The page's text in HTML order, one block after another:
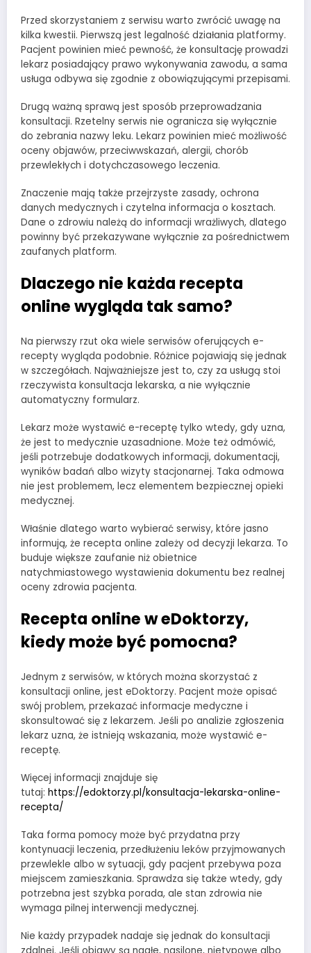
Przed skorzystaniem z serwisu warto zwrócić uwagę na
kilka kwestii. Pierwszą jest legalność działania platformy.
Pacjent powinien mieć pewność, że konsultację prowadzi
lekarz posiadający prawo wykonywania zawodu, a sama
usługa odbywa się zgodnie z obowiązującymi przepisami.
Drugą ważną sprawą jest sposób przeprowadzania
konsultacji. Rzetelny serwis nie ogranicza się wyłącznie
do zebrania nazwy leku. Lekarz powinien mieć możliwość
oceny objawów, przeciwwskazań, alergii, chorób
przewlekłych i dotychczasowego leczenia.
Znaczenie mają także przejrzyste zasady, ochrona
danych medycznych i czytelna informacja o kosztach.
Dane o zdrowiu należą do informacji wrażliwych, dlatego
powinny być przekazywane wyłącznie za pośrednictwem
zaufanych platform.
Dlaczego nie każda recepta
online wygląda tak samo?
Na pierwszy rzut oka wiele serwisów oferujących e-
recepty wygląda podobnie. Różnice pojawiają się jednak
w szczegółach. Najważniejsze jest to, czy za usługą stoi
rzeczywista konsultacja lekarska, a nie wyłącznie
automatyczny formularz.
Lekarz może wystawić e-receptę tylko wtedy, gdy uzna,
że jest to medycznie uzasadnione. Może też odmówić,
jeśli potrzebuje dodatkowych informacji, dokumentacji,
wyników badań albo wizyty stacjonarnej. Taka odmowa
nie jest problemem, lecz elementem bezpiecznej opieki
medycznej.
Właśnie dlatego warto wybierać serwisy, które jasno
informują, że recepta online zależy od decyzji lekarza. To
buduje większe zaufanie niż obietnice
natychmiastowego wystawienia dokumentu bez realnej
oceny zdrowia pacjenta.
Recepta online w eDoktorzy,
kiedy może być pomocna?
Jednym z serwisów, w których można skorzystać z
konsultacji online, jest eDoktorzy. Pacjent może opisać
swój problem, przekazać informacje medyczne i
skonsultować się z lekarzem. Jeśli po analizie zgłoszenia
lekarz uzna, że istnieją wskazania, może wystawić e-
receptę.
Więcej informacji znajduje się
tutaj: https://edoktorzy.pl/konsultacja-lekarska-online-
recepta/
Taka forma pomocy może być przydatna przy
kontynuacji leczenia, przedłużeniu leków przyjmowanych
przewlekle albo w sytuacji, gdy pacjent przebywa poza
miejscem zamieszkania. Sprawdza się także wtedy, gdy
potrzebna jest szybka porada, ale stan zdrowia nie
wymaga pilnej interwencji medycznej.
Nie każdy przypadek nadaje się jednak do konsultacji